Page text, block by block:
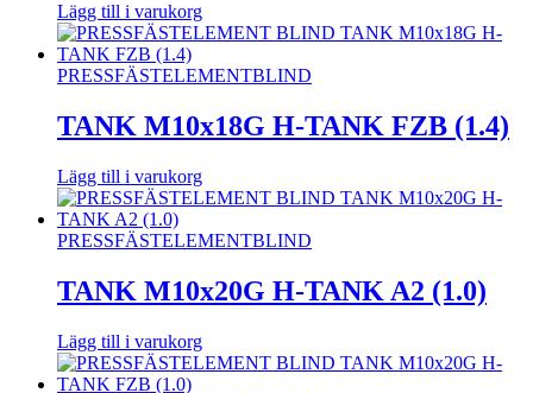
Lägg till i varukorg
PRESSFÄSTELEMENTBLIND
TANK M10x18G H-TANK FZB (1.4)
Lägg till i varukorg
PRESSFÄSTELEMENTBLIND
TANK M10x20G H-TANK A2 (1.0)
Lägg till i varukorg